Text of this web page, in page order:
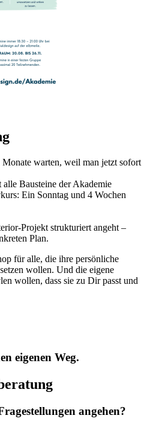
warten, weil man jetzt sofort
Bausteine der Akademie
Ein Sonntag und 4 Wochen
Projekt strukturiert angeht –
Plan.
für alle, die ihre persönliche
wollen. Und die eigene
wollen, dass sie zu Dir passt und
eigenen Weg.
angehen?